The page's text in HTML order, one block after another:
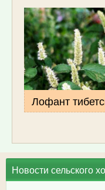
Лофант
Новости сельского